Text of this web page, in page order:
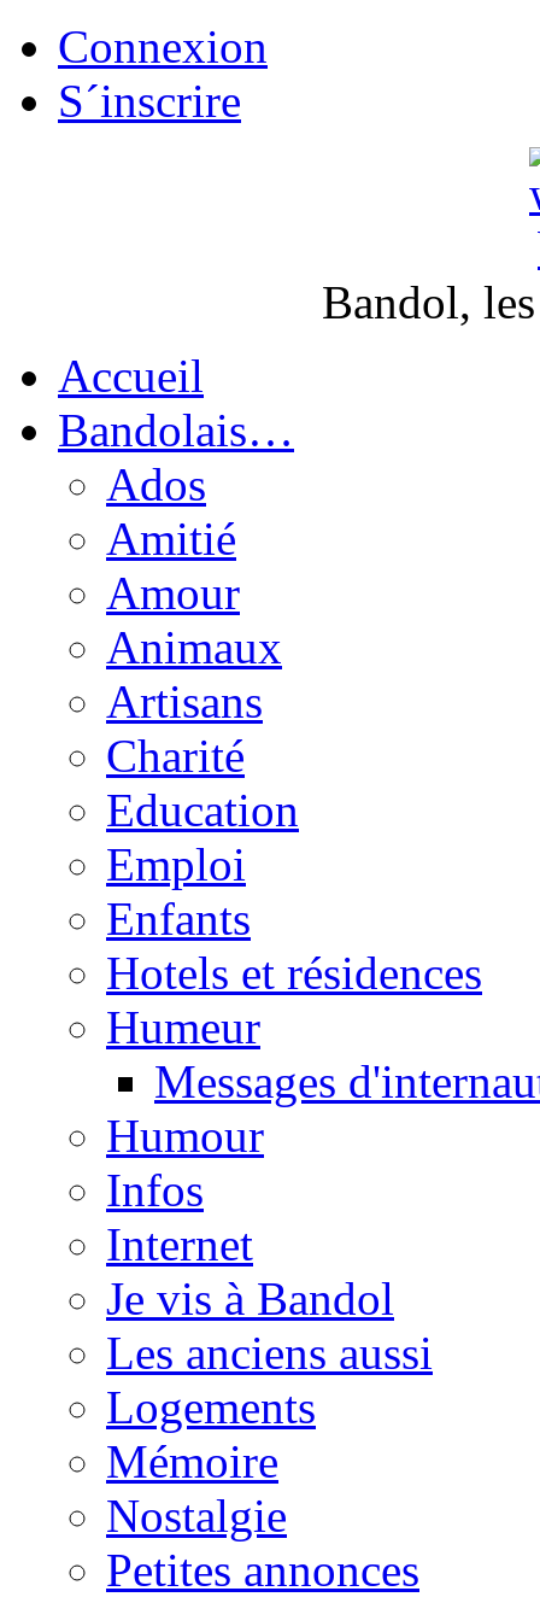
Connexion
S´inscrire
Bandol,
Accueil
Bandolais…
Ados
Amitié
Amour
Animaux
Artisans
Charité
Education
Emploi
Enfants
Hotels et résidences
Humeur
Messages
Humour
Infos
Internet
Je vis à Bandol
Les anciens aussi
Logements
Mémoire
Nostalgie
Petites annonces